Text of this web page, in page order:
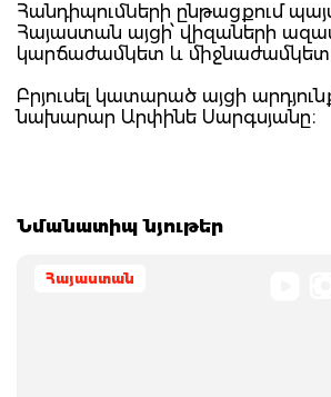
Հանդիպումների ընթացքում
Հայաստան այցի՝ վիզաների
կարճաժամկետ և միջնաժամկետ
Բրյուսել կատարած այցի
նախարար Արփինե Սարգսյանը։
Նմանատիպ նյութեր
Հայաստան